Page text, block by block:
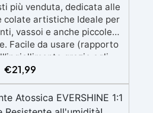
più venduta, dedicata alle
colate artistiche Ideale per
vassoi e anche piccole
Facile da usare (rapporto
grazie agli
densa : non cola via,
precisi e puliti. Indurisce
una superficie lucida e
brillante
€21,99